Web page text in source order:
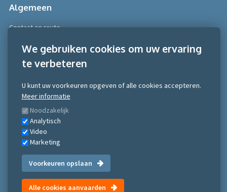
Algemeen
Contact en route
Meer informatie
Algemene voorwaarden
Algemene voorwaarden NRTO consumentenmarkt
Gedragscode NRTO
Privacy Statement
Inschrijven nieuwsbrief
©Scobe Academy 2026
We gebruiken cookies om uw ervaring
te verbeteren
U kunt uw voorkeuren opgeven of alle cookies accepteren.
Meer informatie
Noodzakelijk
Analytisch
Video
Marketing
Voorkeuren opslaan
Alle cookies aanvaarden